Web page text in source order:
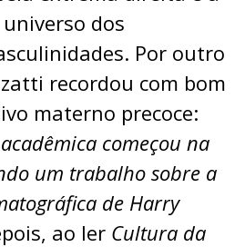
dos
Por outro
recordou com bom
materno precoce:
começou na
um trabalho sobre a
de Harry
ao ler Cultura da